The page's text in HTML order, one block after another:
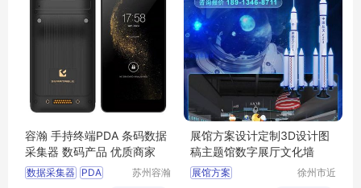
容瀚 手持终端PDA 条码数据
采集器 数码产品 优质商家
数据采集器 PDA
苏州容瀚
展馆方案设计定制3D设计图
稿主题馆数字展厅文化墙
展馆方案
徐州市近